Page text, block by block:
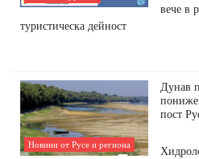
вече в
туристическа дейност
Новини от Русе и региона
Дунав
пост